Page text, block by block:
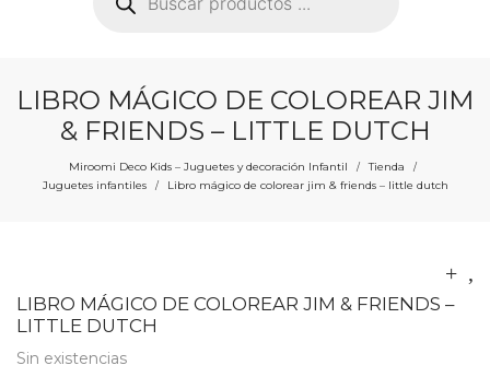
productos
LIBRO MÁGICO DE COLOREAR JIM
& FRIENDS – LITTLE DUTCH
Miroomi Deco Kids – Juguetes y decoración Infantil / Tienda /
Juguetes infantiles / Libro mágico de colorear jim & friends – little dutch
LIBRO MÁGICO DE COLOREAR JIM & FRIENDS –
LITTLE DUTCH
Sin existencias